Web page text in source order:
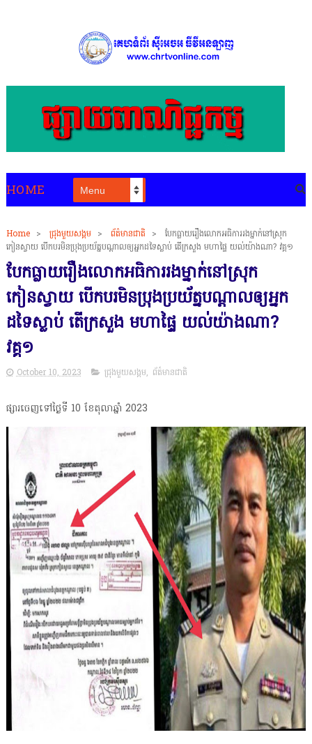
HOME
Home > ជ្រុងមួយសង្គម > ព័ត៌មានជាតិ >
បែកធ្លាយរឿងលោកអធិការរងម្នាក់នៅស្រុក
កៀនស្វាយ បើកបរមិនប្រុងប្រយ័ត្នបណ្ដាលឲ្យអ្នកដទៃស្លាប់ តើក្រសួង មហាផ្ទៃ យល់យ៉ាងណា? វគ្គ១
បែកធ្លាយរឿងលោកអធិការរងម្នាក់នៅស្រុក
កៀនស្វាយ បើកបរមិនប្រុងប្រយ័ត្នបណ្ដាលឲ្យអ្នក
ដទៃស្លាប់ តើក្រសួង មហាផ្ទៃ យល់យ៉ាងណា?
វគ្គ១
October 10, 2023 ជ្រុងមួយសង្គម, ព័ត៌មានជាតិ
ផ្សារចេញទៅថ្ងៃទី 10 ខែតុលាឆ្នាំ 2023